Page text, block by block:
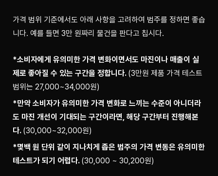
가격 범위 기준에서도 아래 사항을 고려하여 범주를 정하면 좋습
니다. 예를 들면 3만 원짜리 물건을 판다고 칩시다.
*소비자에게 유의미한 가격 변화이면서도 마진이나 매출이 실
제로 좋아질 수 있는 구간을 정합니다. (3만원 제품 가격 테스트
범위는 27,000~34,000원)
*만약 소비자가 유의미한 가격 변화로 느끼는 수준이 아니더라
도 마진 개선이 기대되는 구간이라면, 해당 구간부터 진행해본
다. (30,000~32,000원)
*몇백 원 단위 같이 지나치게 좁은 범주의 가격 변동은 유의미한
테스트가 되기 어렵다. (30,000 ~ 30,200원)